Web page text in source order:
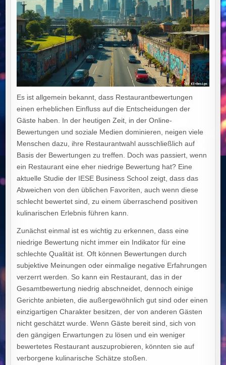
Es ist allgemein bekannt, dass Restaurantbewertungen
einen erheblichen Einfluss auf die Entscheidungen der
Gäste haben. In der heutigen Zeit, in der Online-
Bewertungen und soziale Medien dominieren, neigen viele
Menschen dazu, ihre Restaurantwahl ausschließlich auf
Basis der Bewertungen zu treffen. Doch was passiert, wenn
ein Restaurant eine eher niedrige Bewertung hat? Eine
aktuelle Studie der IESE Business School zeigt, dass das
Abweichen von den üblichen Favoriten, auch wenn diese
schlecht bewertet sind, zu einem überraschend positiven
kulinarischen Erlebnis führen kann.
Zunächst einmal ist es wichtig zu erkennen, dass eine
niedrige Bewertung nicht immer ein Indikator für eine
schlechte Qualität ist. Oft können Bewertungen durch
subjektive Meinungen oder einmalige negative Erfahrungen
verzerrt werden. So kann ein Restaurant, das in der
Gesamtbewertung niedrig abschneidet, dennoch einige
Gerichte anbieten, die außergewöhnlich gut sind oder einen
einzigartigen Charakter besitzen, der von anderen Gästen
nicht geschätzt wurde. Wenn Gäste bereit sind, sich von
den gängigen Erwartungen zu lösen und ein weniger
bewertetes Restaurant auszuprobieren, könnten sie auf
verborgene kulinarische Schätze stoßen.